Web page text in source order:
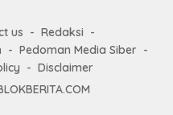
us
Redaksi
Pedoman Media Siber
Disclaimer